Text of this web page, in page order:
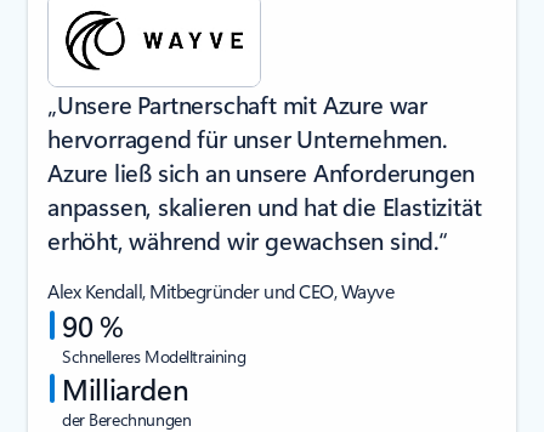
„Unsere Partnerschaft mit Azure war
hervorragend für unser Unternehmen.
Azure ließ sich an unsere Anforderungen
anpassen, skalieren und hat die Elastizität
erhöht, während wir gewachsen sind.“
Alex Kendall, Mitbegründer und CEO, Wayve
90 %
Schnelleres Modelltraining
Milliarden
der Berechnungen